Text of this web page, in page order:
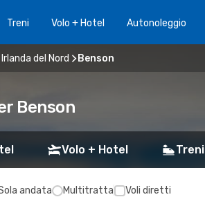
Treni Volo + Hotel Autonoleggio
del Nord Benson
Benson
Volo + Hotel Treni
andata Multitratta Voli diretti